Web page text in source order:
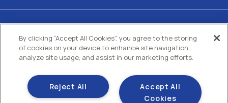
Kuwait Petroleum Italia S.p.A
Sede legale e Uffici: Viale dell'Oceano Indiano 13 00144 - ROMA
Partita Iva 00891951006 C.F. 00435970587 C.S. Euro 130.000.000 int. vers. R.E.A di
Roma N.73832 Uff. Reg. Imprese di Roma
Kuwait Petroleum Corporation
Gestisci i tuoi cookie
By clicking “Accept All Cookies”, you agree to the storing
of cookies on your device to enhance site navigation,
analyze site usage, and assist in our marketing efforts.
Accept All
Cookies
Reject All